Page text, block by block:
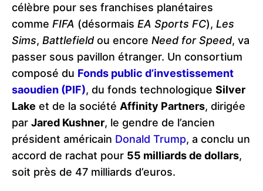
célèbre pour ses franchises planétaires
comme FIFA (désormais EA Sports FC), Les
Sims, Battlefield ou encore Need for Speed, va
passer sous pavillon étranger. Un consortium
composé du Fonds public d’investissement
saoudien (PIF), du fonds technologique Silver
Lake et de la société Affinity Partners, dirigée
par Jared Kushner, le gendre de l’ancien
président américain Donald Trump, a conclu un
accord de rachat pour 55 milliards de dollars,
soit près de 47 milliards d’euros.